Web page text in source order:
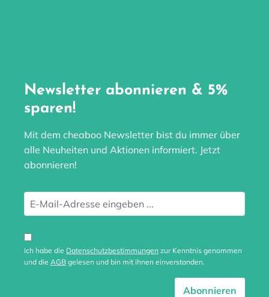
Newsletter abonnieren & 5%
sparen!
Mit dem cheaboo Newsletter bist du immer über
alle Neuheiten und Aktionen informiert. Jetzt
abonnieren!
Ich habe die Datenschutzbestimmungen zur Kenntnis genommen
und die AGB gelesen und bin mit ihnen einverstanden.
Abonnieren